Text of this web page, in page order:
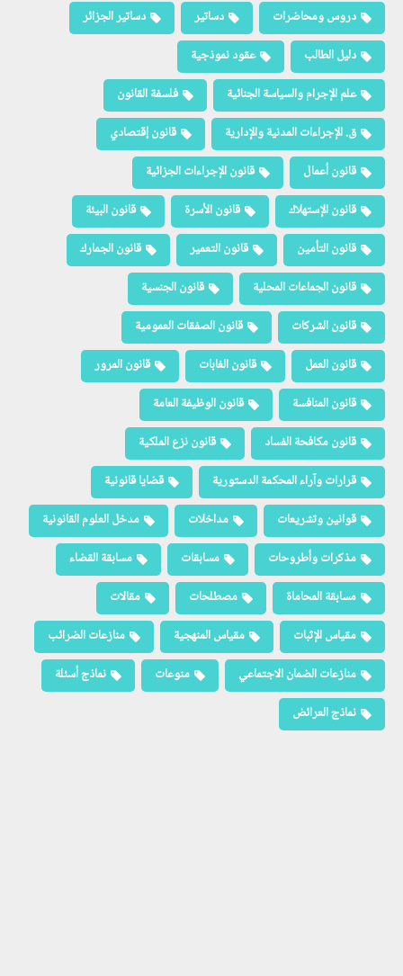
دروس ومحاضرات دساتير
دساتير الجزائر
دليل الطالب
عقود نموذجية
علم الإجرام والسياسة الجنائية
فلسفة القانون
ق. الإجراءات المدنية والإدارية
قانون إقتصادي
قانون أعمال
قانون الإجراءات الجزائية
قانون الإستهلاك
قانون الأسرة
قانون البيئة
قانون التأمين
قانون التعمير
قانون الجمارك
قانون الجماعات المحلية
قانون الجنسية
قانون الشركات
قانون الصفقات العمومية
قانون العمل
قانون الغابات
قانون المرور
قانون المنافسة
قانون الوظيفة العامة
قانون مكافحة الفساد
قانون نزع الملكية
قرارات وآراء المحكمة الدستورية
قضايا قانونية
قوانين وتشريعات
مداخلات
مدخل العلوم القانونية
مذكرات وأطروحات
مسابقات
مسابقة القضاء
مسابقة المحاماة
مصطلحات
مقالات
مقياس الإثبات
مقياس المنهجية
منازعات الضرائب
منازعات الضمان الاجتماعي
منوعات
نماذج أسئلة
نماذج العرائض